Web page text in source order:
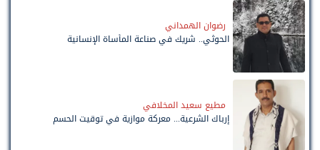
رضوان الهمداني
الحوثي.. شريك في صناعة المأساة الإنسانية
مطيع سعيد المخلافي
إرباك الشرعية... معركة موازية في توقيت الحسم